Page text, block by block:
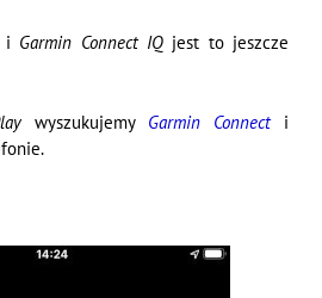
i Garmin Connect IQjest to jeszcze
wyszukujemy Garmin Connecti